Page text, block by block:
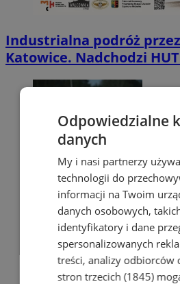
Industrialna podróż
Katowice. Nadchodzi
Odpowiedzialne
danych
My i nasi partnerzy
technologii do
informacji na Twoim
danych osobowych,
identyfikatory i dane
spersonalizowanych
treści, analizy odbiorców
stron trzecich (1845)